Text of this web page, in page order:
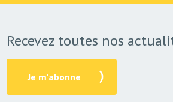
Recevez toutes nos
Je m'abonne